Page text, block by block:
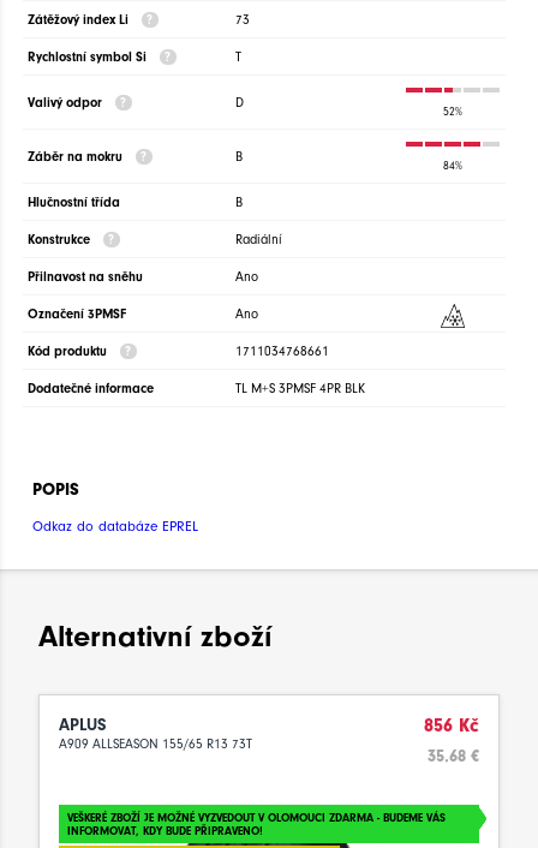
Zátěžový index Li 73
Rychlostní symbol Si T
Valivý odpor D
52%
Záběr na mokru B
84%
Hlučnostní třída B
Konstrukce Radiální
Přilnavost na sněhu Ano
Označení 3PMSF Ano
Kód produktu 1711034768661
Dodatečné informace TL M+S 3PMSF 4PR BLK
POPIS
Odkaz do databáze EPREL
Alternativní zboží
APLUS
A909 ALLSEASON 155/65 R13 73T
856 Kč
35.68 €
VEŠKERÉ ZBOŽÍ JE MOŽNÉ VYZVEDOUT V OLOMOUCI ZDARMA - BUDEME VÁS
INFORMOVAT, KDY BUDE PŘIPRAVENO!